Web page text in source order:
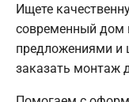
Ищете
современный дом
предложениями и
заказать монтаж